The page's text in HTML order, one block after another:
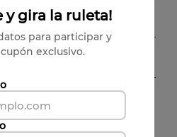
si es posible
Rafael Urrejola
y gira la ruleta!
para participar y
exclusivo.